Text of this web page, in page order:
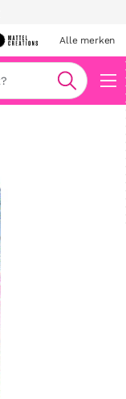
Alle merken
Zoeken